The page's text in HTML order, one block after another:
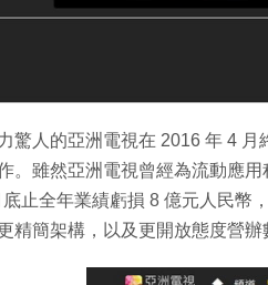
驚人的亞洲電視在 2016 年 4
。雖然亞洲電視曾經為流動應
底止全年業績虧損 8 億元人民幣
精簡架構，以及更開放態度營辦